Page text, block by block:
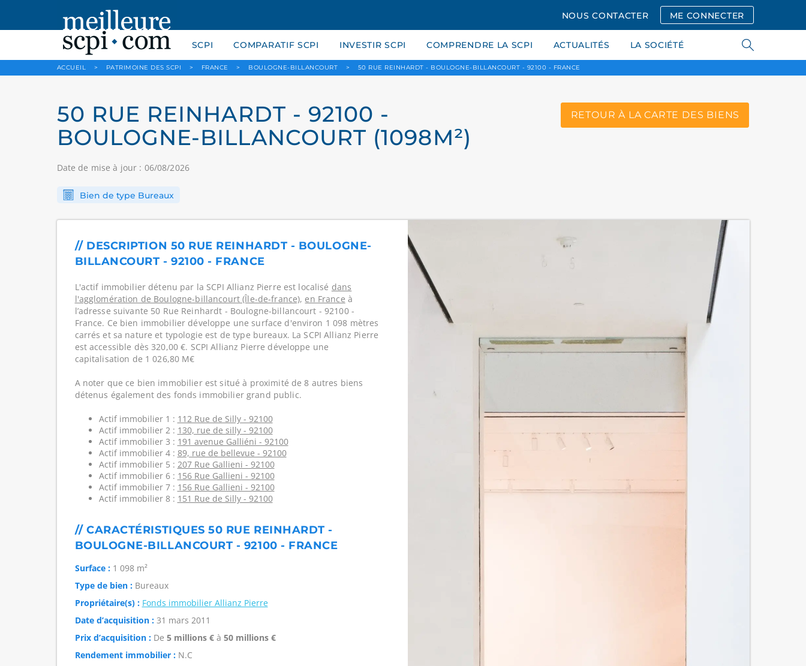
NOUS CONTACTER ME CONNECTER
SCPI COMPARATIF SCPI INVESTIR SCPI COMPRENDRE LA SCPI ACTUALITÉS LA SOCIÉTÉ
ACCUEIL > PATRIMOINE DES SCPI > FRANCE > BOULOGNE-BILLANCOURT > 50 RUE REINHARDT - BOULOGNE-BILLANCOURT - 92100 - FRANCE
50 RUE REINHARDT - 92100 -
BOULOGNE-BILLANCOURT (1098M²)
Date de mise à jour : 06/08/2026
RETOUR À LA CARTE DES BIENS
Bien de type Bureaux
// DESCRIPTION 50 RUE REINHARDT - BOULOGNE-
BILLANCOURT - 92100 - FRANCE
L'actif immobilier détenu par la SCPI Allianz Pierre est localisé dans
l'agglomération de Boulogne-billancourt (Île-de-france), en France à
l’adresse suivante 50 Rue Reinhardt - Boulogne-billancourt - 92100 -
France. Ce bien immobilier développe une surface d'environ 1 098 mètres
carrés et sa nature et typologie est de type bureaux. La SCPI Allianz Pierre
est accessible dès 320,00 €. SCPI Allianz Pierre développe une
capitalisation de 1 026,80 M€
A noter que ce bien immobilier est situé à proximité de 8 autres biens
détenus également des fonds immobilier grand public.
Actif immobilier 1 : 112 Rue de Silly - 92100
Actif immobilier 2 : 130, rue de silly - 92100
Actif immobilier 3 : 191 avenue Galliéni - 92100
Actif immobilier 4 : 89, rue de bellevue - 92100
Actif immobilier 5 : 207 Rue Gallieni - 92100
Actif immobilier 6 : 156 Rue Gallieni - 92100
Actif immobilier 7 : 156 Rue Gallieni - 92100
Actif immobilier 8 : 151 Rue de Silly - 92100
// CARACTÉRISTIQUES 50 RUE REINHARDT -
BOULOGNE-BILLANCOURT - 92100 - FRANCE
Surface :1 098 m²
Type de bien :Bureaux
Propriétaire(s) : Fonds immobilier Allianz Pierre
Date d’acquisition :31 mars 2011
Prix d’acquisition :De 5 millions €à 50 millions €
Rendement immobilier :N.C